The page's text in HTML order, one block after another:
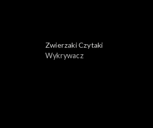
Zwierzaki Czytaki
Wykrywacz